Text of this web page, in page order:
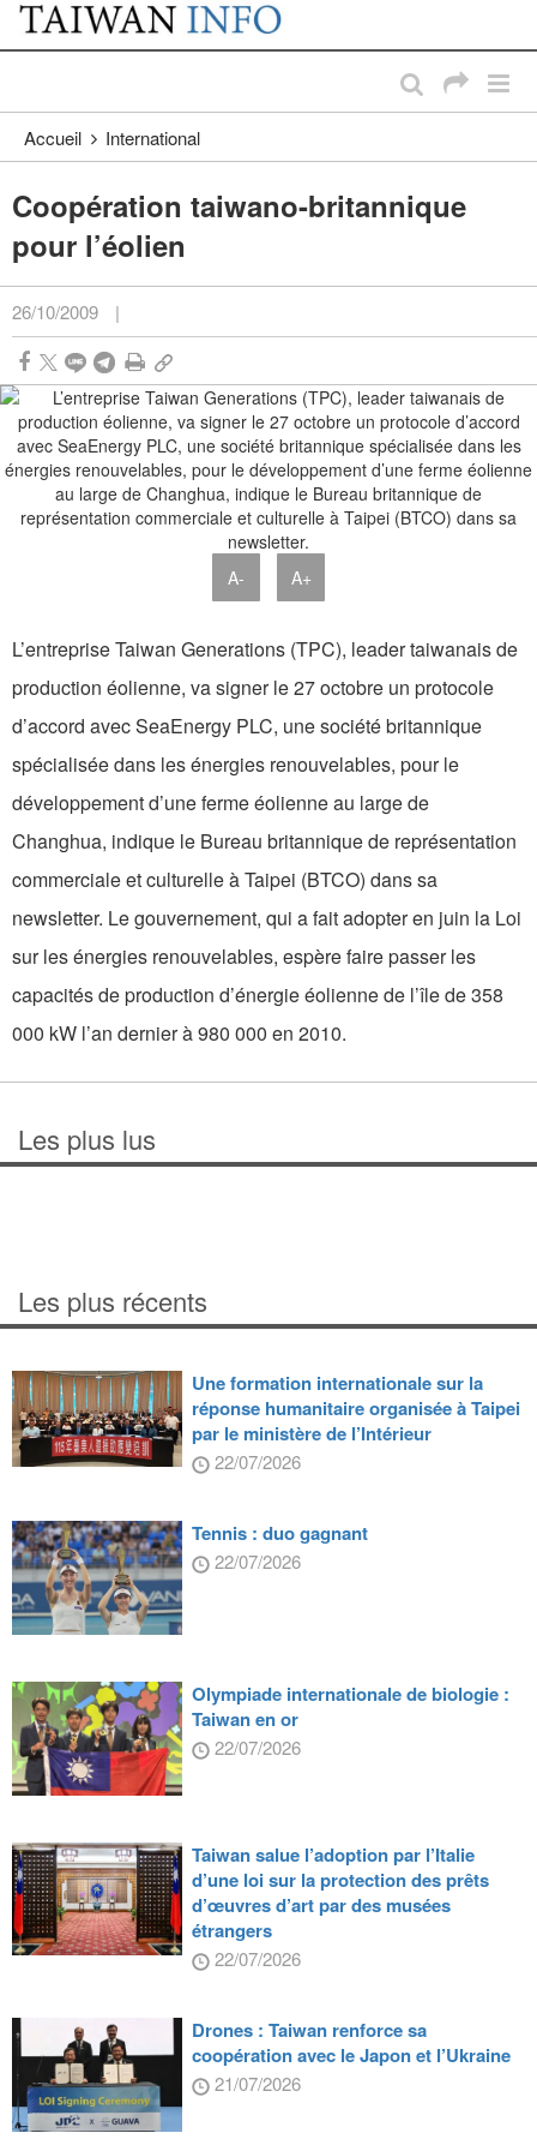
Passer au contenu principal
:::
Accueil International
Coopération taiwano-britannique
pour l’éolien
26/10/2009 |
A- A+
L’entreprise Taiwan Generations (TPC), leader taiwanais de
production éolienne, va signer le 27 octobre un protocole
d’accord avec SeaEnergy PLC, une société britannique
spécialisée dans les énergies renouvelables, pour le
développement d’une ferme éolienne au large de
Changhua, indique le Bureau britannique de représentation
commerciale et culturelle à Taipei (BTCO) dans sa
newsletter. Le gouvernement, qui a fait adopter en juin la Loi
sur les énergies renouvelables, espère faire passer les
capacités de production d’énergie éolienne de l’île de 358
000 kW l’an dernier à 980 000 en 2010.
Les plus lus
Les plus récents
Une formation internationale sur la
réponse humanitaire organisée à Taipei
par le ministère de l’Intérieur
22/07/2026
Tennis : duo gagnant
22/07/2026
Olympiade internationale de biologie :
Taiwan en or
22/07/2026
Taiwan salue l’adoption par l’Italie
d’une loi sur la protection des prêts
d’œuvres d’art par des musées
étrangers
22/07/2026
Drones : Taiwan renforce sa
coopération avec le Japon et l’Ukraine
21/07/2026